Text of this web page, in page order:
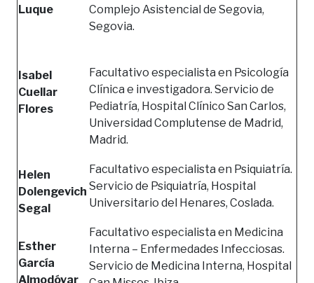
Luque
Complejo Asistencial de Segovia,
Segovia.
Isabel
Cuellar
Flores
Facultativo especialista en Psicología
Clínica e investigadora. Servicio de
Pediatría, Hospital Clínico San Carlos,
Universidad Complutense de Madrid,
Madrid.
Helen
Dolengevich
Segal
Facultativo especialista en Psiquiatría.
Servicio de Psiquiatría, Hospital
Universitario del Henares, Coslada.
Esther
García
Almodóvar
Facultativo especialista en Medicina
Interna – Enfermedades Infecciosas.
Servicio de Medicina Interna, Hospital